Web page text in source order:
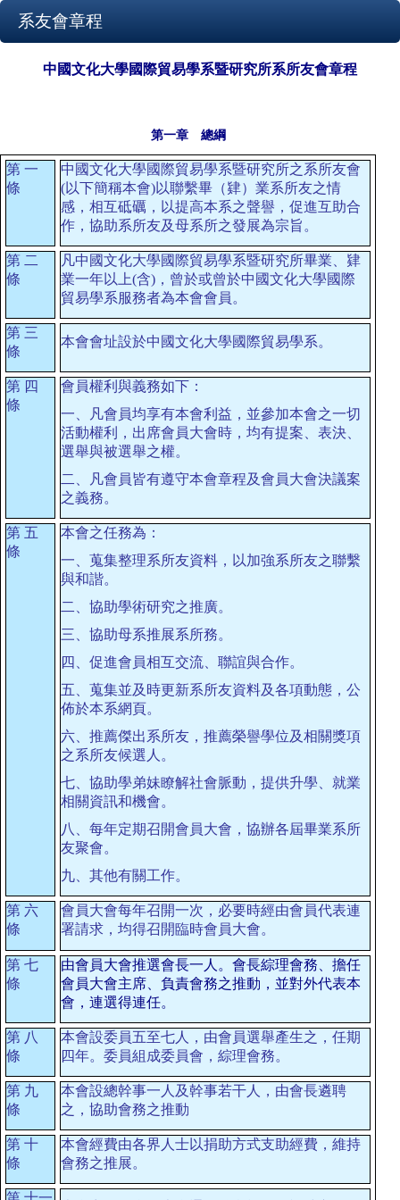
系友會章程
中國文化大學國際貿易學系暨研究所系所友會章程
第一章 總綱
第 一
條
中國文化大學國際貿易學系暨研究所之系所友會
(以下簡稱本會)以聯繫畢（肄）業系所友之情
感，相互砥礪，以提高本系之聲譽，促進互助合
作，協助系所友及母系所之發展為宗旨。
第 二
條
凡中國文化大學國際貿易學系暨研究所畢業、肄
業一年以上(含) ，曾於或曾於中國文化大學國際
貿易學系服務者為本會會員。
第 三
條
本會會址設於中國文化大學國際貿易學系。
第 四
條
會員權利與義務如下：
一、凡會員均享有本會利益，並參加本會之一切
活動權利，出席會員大會時，均有提案、表決、
選舉與被選舉之權。
二、凡會員皆有遵守本會章程及會員大會決議案
之義務。
第 五
條
本會之任務為：
一、蒐集整理系所友資料，以加強系所友之聯繫
與和諧。
二、協助學術研究之推廣。
三、協助母系推展系所務。
四、促進會員相互交流、聯誼與合作。
五、蒐集並及時更新系所友資料及各項動態，公
佈於本系網頁。
六、推薦傑出系所友，推薦榮譽學位及相關獎項
之系所友候選人。
七、協助學弟妹瞭解社會脈動，提供升學、就業
相關資訊和機會。
八、每年定期召開會員大會，協辦各屆畢業系所
友聚會。
九、其他有關工作。
第 六
條
會員大會每年召開一次，必要時經由會員代表連
署請求，均得召開臨時會員大會。
第 七
條
由會員大會推選會長一人。會長綜理會務、擔任
會員大會主席、負責會務之推動，並對外代表本
會，連選得連任。
第 八
條
本會設委員五至七人，由會員選舉產生之，任期
四年。委員組成委員會，綜理會務。
第 九
條
本會設總幹事一人及幹事若干人，由會長遴聘
之，協助會務之推動
第 十
條
本會經費由各界人士以捐助方式支助經費，維持
會務之推展。